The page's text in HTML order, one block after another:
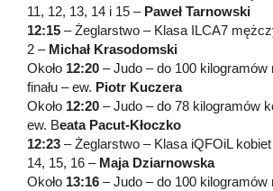
11, 12, 13, 14 i 15 – Paweł Tarnowski
12:15 – Żeglarstwo – Klasa ILCA7
2 – Michał Krasodomski
Około 12:20 – Judo – do 100
finału – ew. Piotr Kuczera
Około 12:20 – Judo – do 78 kilogramów
ew. Beata Pacut-Kłoczko
12:23 – Żeglarstwo – Klasa iQFOiL
14, 15, 16 – Maja Dziarnowska
Około 13:16 – Judo – do 100